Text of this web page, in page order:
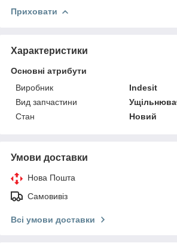
Приховати
Характеристики
Основні атрибути
Виробник
Indesit
Вид запчастини
Стан
Новий
Умови доставки
Нова Пошта
Самовивіз
Всі умови доставки